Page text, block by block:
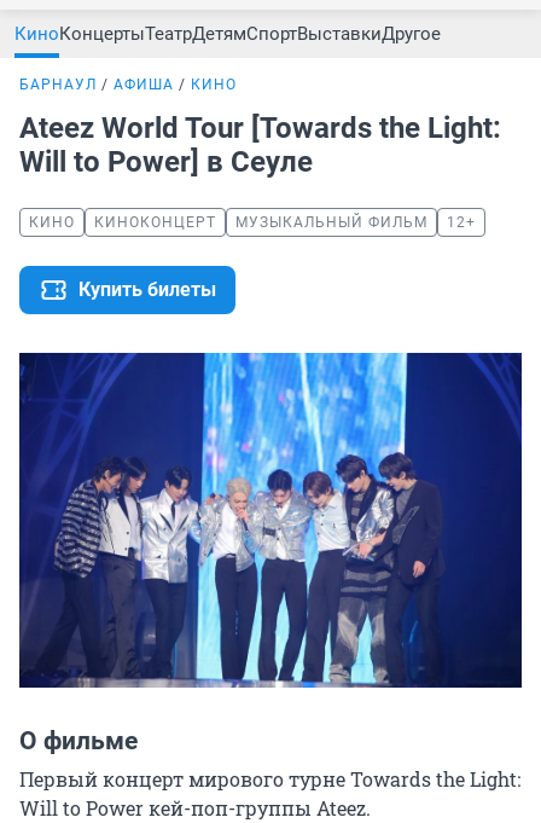
КиноКонцертыТеатрДетямСпортВыставкиДругое
БАРНАУЛ АФИША КИНО
Ateez World Tour [Towards the Light:
Will to Power] в Сеуле
КИНО КИНОКОНЦЕРТ МУЗЫКАЛЬНЫЙ ФИЛЬМ 12+
Купить билеты
О фильме
Первый концерт мирового турне Towards the Light:
Will to Power кей-поп-группы Ateez.